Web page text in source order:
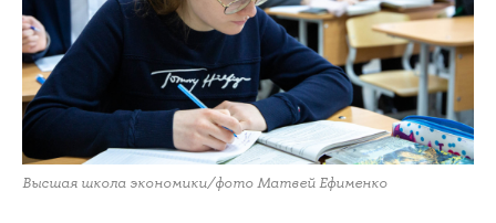
Высшая школа экономики/фото Матвей Ефименко